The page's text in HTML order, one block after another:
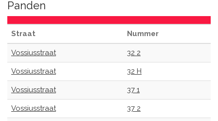
Panden
Straat Nummer
Vossiusstraat 32 2
Vossiusstraat 32 H
Vossiusstraat 37 1
Vossiusstraat 37 2